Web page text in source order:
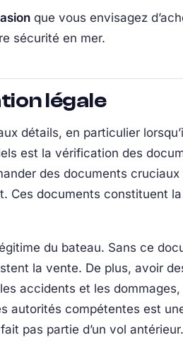
que vous envisagez
sécurité en mer.
légale
détails, en particulier
est la vérification des
des documents
Ces documents constituent
du bateau. Sans ce
la vente. De plus, avoir
accidents et les
autorités compétentes est
pas partie d’un vol antérieur.